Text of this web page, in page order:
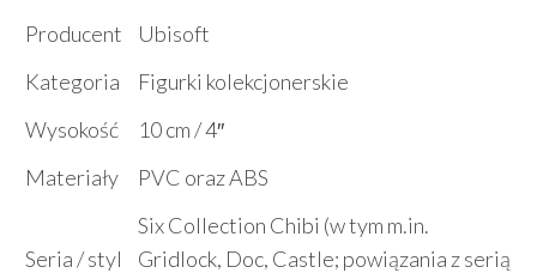
Producent
Ubisoft
Kategoria
Figurki kolekcjonerskie
Wysokość
10 cm / 4″
Materiały
PVC oraz ABS
Seria / styl
Six Collection Chibi (w tym m.in.
Gridlock, Doc, Castle; powiązania z serią